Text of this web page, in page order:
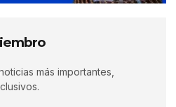
más importantes,